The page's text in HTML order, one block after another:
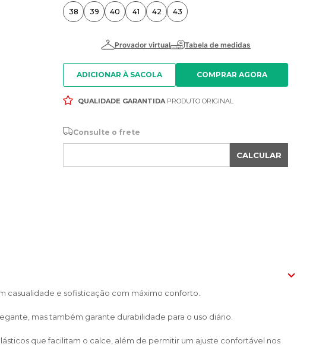
38 39 40 41 42 43
ADICIONAR À SACOLA
QUALIDADE GARANTIDAPRODUTO ORIGINAL
Consulte o frete
CALCULAR
casualidade e sofisticação com máximo conforto.
mas também garante durabilidade para o uso diário.
que facilitam o calce, além de permitir um ajuste confortável nos